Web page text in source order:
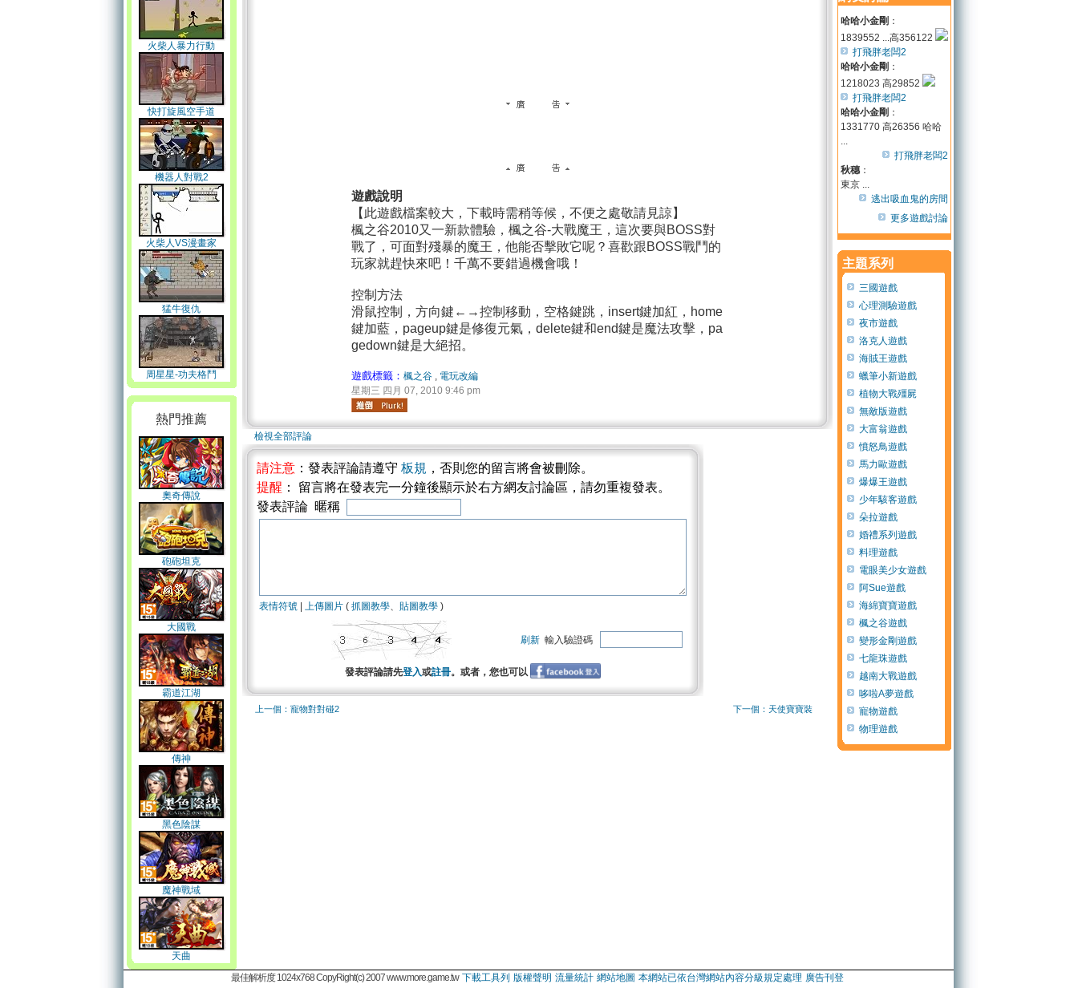
火柴人暴力行動
快打旋風空手道
機器人對戰2
火柴人VS漫畫家
猛牛復仇
周星星-功夫格鬥
熱門推薦
奧奇傳說
砲砲坦克
大國戰
霸道江湖
傳神
黑色陰謀
魔神戰域
天曲
遊戲說明
【此遊戲檔案較大，下載時需稍等候，不便之處敬請見諒】
楓之谷2010又一新款體驗，楓之谷-大戰魔王，這次要與BOSS對
戰了，可面對殘暴的魔王，他能否擊敗它呢？喜歡跟BOSS戰鬥的
玩家就趕快來吧！千萬不要錯過機會哦！
控制方法
滑鼠控制，方向鍵←→控制移動，空格鍵跳，insert鍵加紅，home
鍵加藍，pageup鍵是修復元氣，delete鍵和end鍵是魔法攻擊，pa
gedown鍵是大絕招。
遊戲標籤： 楓之谷 , 電玩改編
星期三 四月 07, 2010 9:46 pm
檢視全部評論
請注意 ：發表評論請遵守 板規 ，否則您的留言將會被刪除。
提醒 ： 留言將在發表完一分鐘後顯示於右方網友討論區，請勿重複發表。
發表評論 暱稱
表情符號 上傳圖片 ( 抓圖教學、 貼圖教學 )
刷新 輸入驗證碼
發表評論請先登入或註冊。或者，您也可以
上一個：寵物對對碰2 下一個：天使寶寶裝
哈哈小金剛 ：
1839552 ...高356122
打飛胖老闆2
哈哈小金剛 ：
1218023 高29852
打飛胖老闆2
哈哈小金剛 ：
1331770 高26356 哈哈
...
打飛胖老闆2
秋穗：
東京 ...
逃出吸血鬼的房間
更多遊戲討論
主題系列
三國遊戲
心理測驗遊戲
夜市遊戲
洛克人遊戲
海賊王遊戲
蠟筆小新遊戲
植物大戰殭屍
無敵版遊戲
大富翁遊戲
憤怒鳥遊戲
馬力歐遊戲
爆爆王遊戲
少年駭客遊戲
朵拉遊戲
婚禮系列遊戲
料理遊戲
電眼美少女遊戲
阿Sue遊戲
海綿寶寶遊戲
楓之谷遊戲
變形金剛遊戲
七龍珠遊戲
越南大戰遊戲
哆啦A夢遊戲
寵物遊戲
物理遊戲
最佳解析度 1024x768 CopyRight(c) 2007 www.more.game.tw 下載工具列 版權聲明 流量統計 網站地圖 本網站已依台灣網站內容分級規定處理 廣告刊登